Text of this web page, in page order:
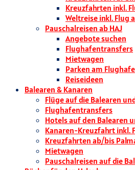
Kreuzfahrten inkl.
Weltreise inkl. Flug
Pauschalreisen ab HAJ
Angebote suchen
Flughafentransfers
Mietwagen
Parken am
Reiseideen
Balearen & Kanaren
Flüge auf die Balearen
Flughafentransfers
Hotels auf den Balearen
Kanaren-Kreuzfahrt inkl.
Kreuzfahrten ab/bis
Mietwagen
Pauschalreisen auf die